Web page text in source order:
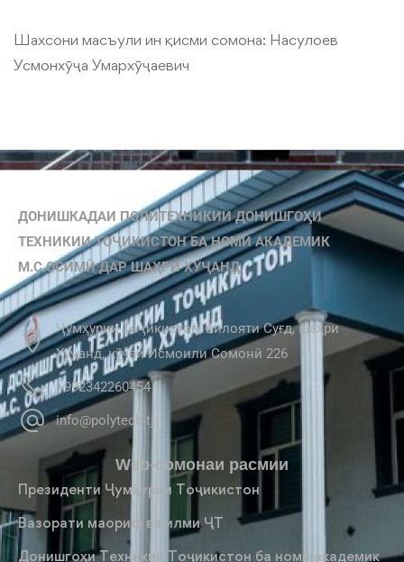
Шахсони масъули ин қисми сомона: Насулоев
Усмонхӯҷа Умархӯҷаевич
ДОНИШКАДАИ ПОЛИТЕХНИКИИ ДОНИШГОҲИ
ТЕХНИКИИ ТОҶИКИСТОН БА НОМИ АКАДЕМИК
М.С.ОСИМӢ ДАР ШАҲРИ ХУҶАНД
Ҷумҳурии Тоҷикистон, вилояти Суғд, шаҳри
Хуҷанд, кӯчаи Исмоили Сомонӣ 226
+992342260454
info@polytech.tj
Web-сомонаи расмии
Президенти Ҷумҳурии Тоҷикистон
Вазорати маориф ва илми ҶТ
Донишгоҳи Техникии Тоҷикистон ба номи академик